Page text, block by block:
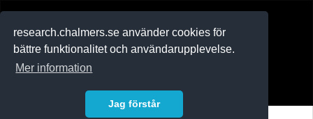
research.chalmers.se använder cookies för
bättre funktionalitet och användarupplevelse.
Mer information
Jag förstår